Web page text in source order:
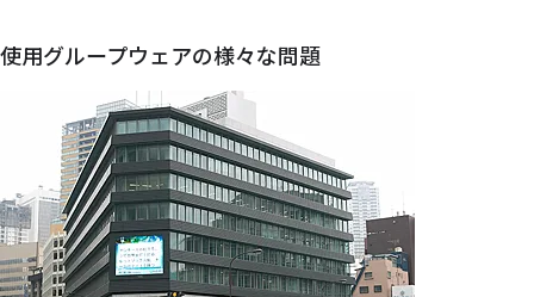
使用グループウェアの様々な問題